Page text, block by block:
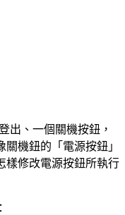
出、一個關機按鈕，
機鈕的「電源按鈕」
樣修改電源按鈕所執行